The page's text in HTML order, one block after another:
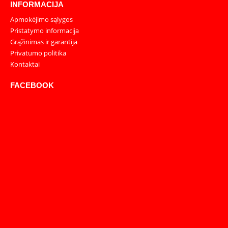
INFORMACIJA
Apmokėjimo sąlygos
Pristatymo informacija
Grąžinimas ir garantija
Privatumo politika
Kontaktai
FACEBOOK